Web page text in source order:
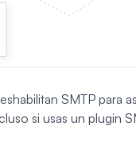
SMTP para
si usas un plugin